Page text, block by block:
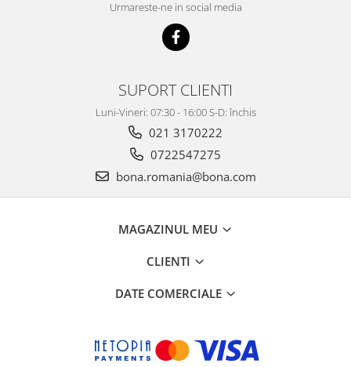
Urmareste-ne in social media
SUPORT CLIENTI
Luni-Vineri: 07:30 - 16:00 S-D: închis
021 3170222
0722547275
bona.romania@bona.com
MAGAZINUL MEU
CLIENTI
DATE COMERCIALE